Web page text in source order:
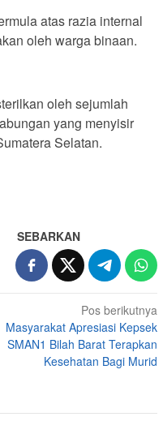
atas razia internal
oleh warga binaan.
oleh sejumlah
yang menyisir
Selatan.
SEBARKAN
Pos berikutnya
Masyarakat Apresiasi Kepsek
SMAN1 Bilah Barat Terapkan
Kesehatan Bagi Murid